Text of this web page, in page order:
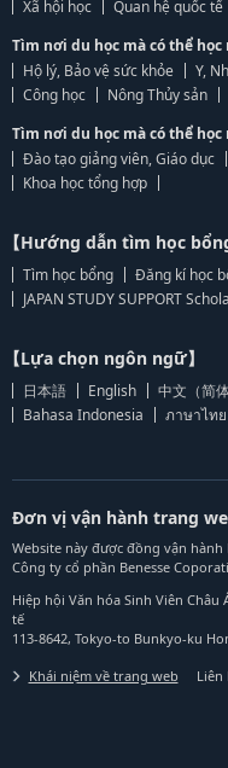
Xã hội học
Quan hệ quốc tế
Tìm nơi du học mà có thể
Hộ lý, Bảo vệ sức khỏe
Y,
Công học
Nông Thủy sản
Tìm nơi du học mà có thể
Đào tạo giảng viên, Giáo dục
Khoa học tổng hợp
【Hướng dẫn tìm học bổng
Tìm học bổng
Đăng kí học
JAPAN STUDY SUPPORT
【Lựa chọn ngôn ngữ】
日本語 English 中文（简体
Bahasa Indonesia
ภาษาไทย
Đơn vị vận hành trang
Website này được đồng vận hành
Công ty cổ phần Benesse
Hiệp hội Văn hóa Sinh Viên Châu
tế
113-8642, Tokyo-to Bunkyo-ku
Khái niệm về trang web Liên